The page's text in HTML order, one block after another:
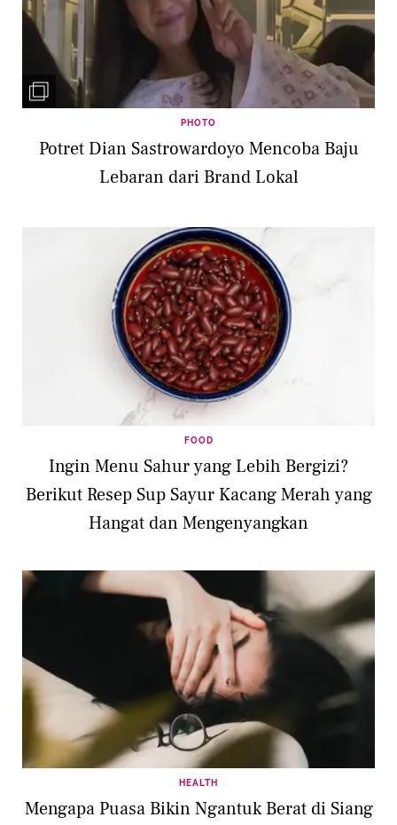
PHOTO
Potret Dian Sastrowardoyo Mencoba Baju
Lebaran dari Brand Lokal
FOOD
Ingin Menu Sahur yang Lebih Bergizi?
Berikut Resep Sup Sayur Kacang Merah yang
Hangat dan Mengenyangkan
HEALTH
Mengapa Puasa Bikin Ngantuk Berat di Siang